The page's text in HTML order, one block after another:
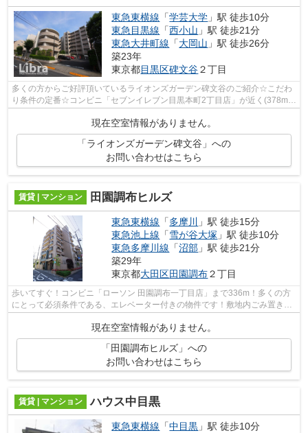
東急東横線 「学芸大学 」駅 徒歩10分
東急目黒線 「西小山 」駅 徒歩21分
東急大井町線 「大岡山 」駅 徒歩26分
築23年
東京都目黒区碑文谷２丁目
多くの方からご好評頂いているライオンズガーデン碑文谷のご紹介☆こだわ
り条件の定番☆コンビニ「セブンイレブン目黒本町2丁目店」が近く(378m)
現在空室情報がありません。
「ライオンズガーデン碑文谷」への
お問い合わせはこちら
賃貸 | マンション 田園調布ヒルズ
東急東横線 「多摩川
」駅 徒歩15分
東急池上線 「雪が谷大塚 」駅 徒歩10分
東急多摩川線 「沼部 」駅 徒歩21分
築29年
東京都大田区田園調布２丁目
歩いてすぐ！コンビニ「ローソン 田園調布一丁目店」まで336m！多くの方
にとって必須条件である、エレベーター付きの物件です！敷地内ごみ置き場
は、毎日のごみ捨ての煩わしさを軽減し...
現在空室情報がありません。
「田園調布ヒルズ」への
お問い合わせはこちら
賃貸 | マンション ハウス中目黒
東急東横線 「中目黒 」駅 徒歩10分